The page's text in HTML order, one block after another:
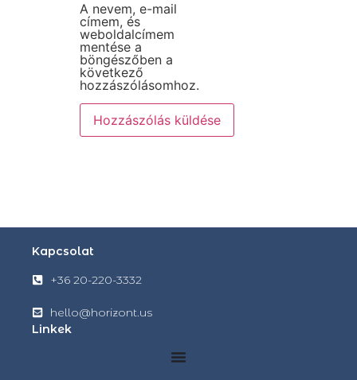
A nevem, e-mail
címem, és
weboldalcímem
mentése a
böngészőben a
következő
hozzászólásomhoz.
Kapcsolat
+36 20-220-3332
hello@horizont.us
Linkek